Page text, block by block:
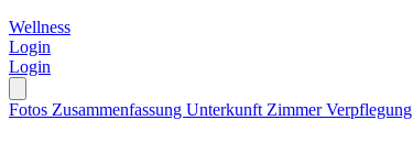
Wellness
Login
Login
Fotos Zusammenfassung Unterkunft ZimmerVerpflegung